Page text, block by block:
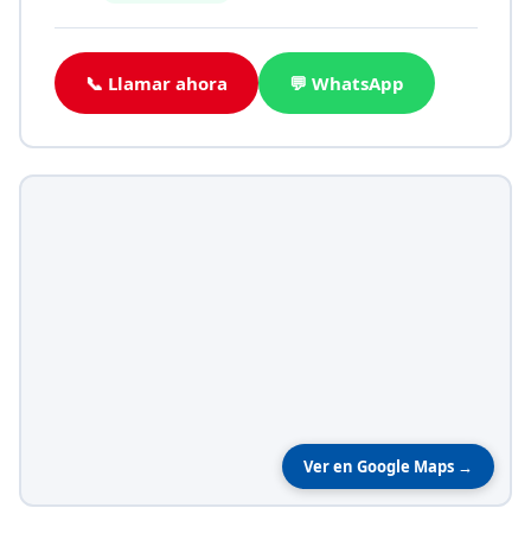
📞 Llamar ahora 💬 WhatsApp
Ver en Google Maps →